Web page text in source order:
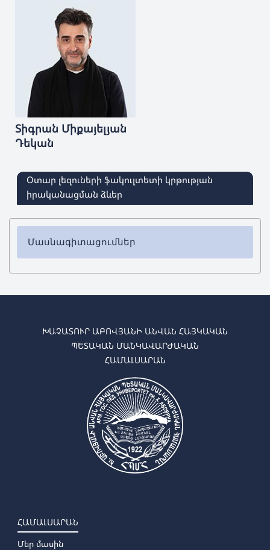
Տիգրան Միքայելյան
Դեկան
Օտար լեզուների ֆակուլտետի կրթության
իրականացման ձևեր
Մասնագիտացումներ
✔ Բակալավրիատ
Ռուսաց լեզու և գրականություն
✔ Մագիստրատուրա
➜ Գերմաներեն լեզու և գրականություն
Ռուսաց լեզու և գրականություն
ԽԱՉԱՏՈՒՐ ԱԲՈՎՅԱՆԻ ԱՆՎԱՆ ՀԱՅԿԱԿԱՆ
ՊԵՏԱԿԱՆ ՄԱՆԿԱՎԱՐԺԱԿԱՆ
ՀԱՄԱԼՍԱՐԱՆ
ՀԱՄԱԼՍԱՐԱՆ
Մեր մասին